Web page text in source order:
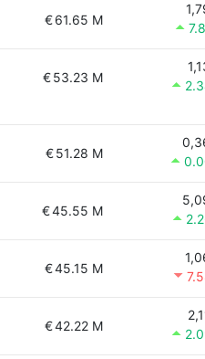
€61.65 M
€53.23 M
€51.28 M
€45.55 M
€45.15 M
€42.22 M